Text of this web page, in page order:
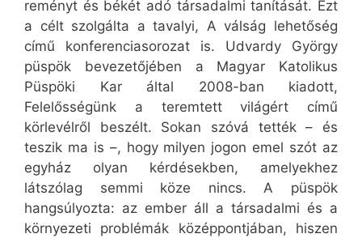
reményt és békét adó társadalmi tanítását. Ezt
a célt szolgálta a tavalyi, A válság lehetőség
című konferenciasorozat is. Udvardy György
püspök bevezetőjében a Magyar Katolikus
Püspöki Kar által 2008-ban kiadott,
Felelősségünk a teremtett világért című
körlevélről beszélt. Sokan szóvá tették – és
teszik ma is –, hogy milyen jogon emel szót az
egyház olyan kérdésekben, amelyekhez
látszólag semmi köze nincs. A püspök
hangsúlyozta: az ember áll a társadalmi és a
környezeti problémák középpontjában, hiszen